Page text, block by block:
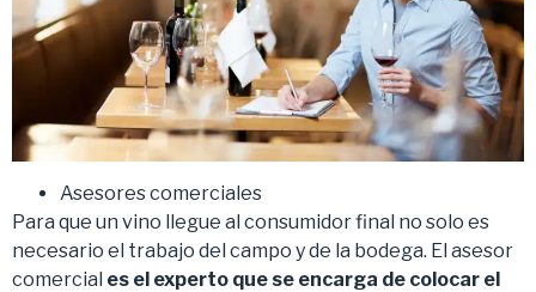
Asesores comerciales
Para que un vino llegue al consumidor final no solo es
necesario el trabajo del campo y de la bodega. El asesor
comercial es el experto que se encarga de colocar el